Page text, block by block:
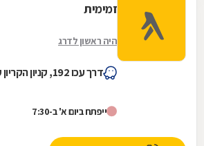
זמימית
היה ראשון לדרג
דרך עכו 192, קניון הקריון קרית ביאליק
ייפתח ביום א' ב-7:30